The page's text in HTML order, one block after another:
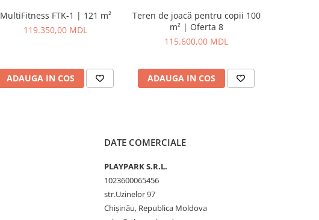
MultiFitness FTK-1 | 121 m²
119.350,00 MDL
ADAUGA IN COS
Teren de joacă pentru copii 100
m² | Oferta 8
115.600,00 MDL
ADAUGA IN COS
DATE COMERCIALE
PLAYPARK S.R.L.
1023600065456
str.Uzinelor 97
Chișinău, Republica Moldova